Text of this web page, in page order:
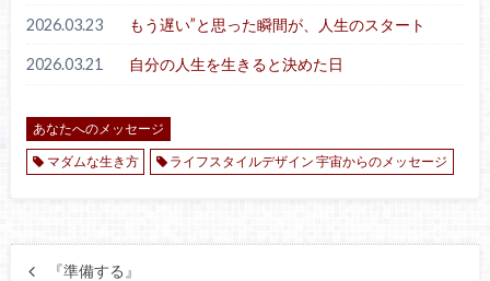
2026.03.23 もう遅い”と思った瞬間が、人生のスタート
2026.03.21 自分の人生を生きると決めた日
あなたへのメッセージ
マダムな生き方
ライフスタイルデザイン 宇宙からのメッセージ
『準備する』